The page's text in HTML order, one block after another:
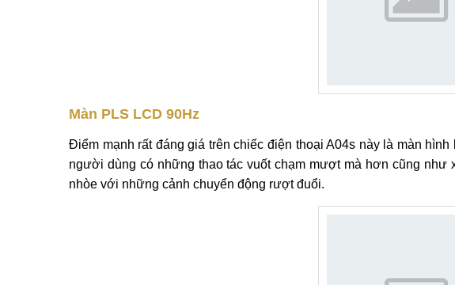
Màn PLS LCD 90Hz
Điểm mạnh rất đáng giá trên chiếc điện thoại A04s này là màn
người dùng có những thao tác vuốt chạm mượt mà hơn cũng như
nhòe với những cảnh chuyển động rượt đuổi.